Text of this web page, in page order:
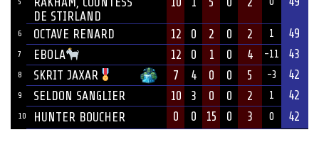
DE STIRLAND
6 OCTAVE RENARD 12 0 2 0 2 1 49
7 EBOLA 12 0 1 0 4 -11 43
8 SKRIT JAXAR 7 4 0 0 5 -3 42
9 SELDON SANGLIER 10 3 0 0 2 1 42
10 HUNTER BOUCHER 0 0 15 0 3 0 42